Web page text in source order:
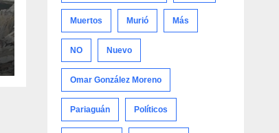
Muertos Murió Más
NO Nuevo
Omar González Moreno
Pariaguán Políticos